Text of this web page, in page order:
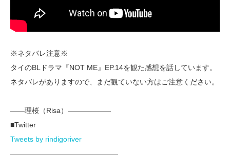
※ネタバレ注意※
タイのBLドラマ『NOT ME』EP.14を観た感想を話しています。
ネタバレがありますので、まだ観ていない方はご注意ください。
——理桜（Risa）——————
■Twitter
Tweets by rindigoriver
———————————————